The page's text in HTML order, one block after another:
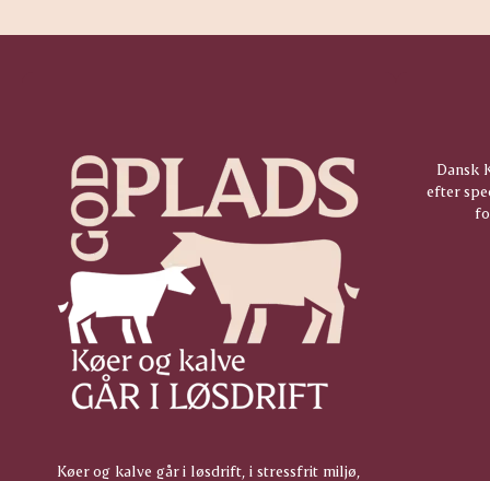
Køer og kalve går i løsdrift, i stressfrit miljø,
Dansk
efter